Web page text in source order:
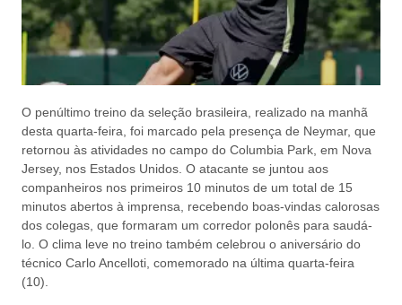
O penúltimo treino da seleção brasileira, realizado na manhã
desta quarta-feira, foi marcado pela presença de Neymar, que
retornou às atividades no campo do Columbia Park, em Nova
Jersey, nos Estados Unidos. O atacante se juntou aos
companheiros nos primeiros 10 minutos de um total de 15
minutos abertos à imprensa, recebendo boas-vindas calorosas
dos colegas, que formaram um corredor polonês para saudá-
lo. O clima leve no treino também celebrou o aniversário do
técnico Carlo Ancelloti, comemorado na última quarta-feira
(10).